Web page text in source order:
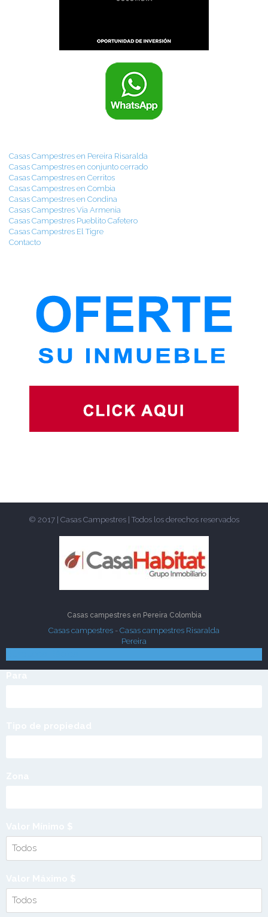
Casas Campestres en Pereira Risaralda
Casas Campestres en conjunto cerrado
Casas Campestres en Cerritos
Casas Campestres en Combia
Casas Campestres en Condina
Casas Campestres Via Armenia
Casas Campestres Pueblito Cafetero
Casas Campestres El Tigre
Contacto
© 2017 | Casas Campestres | Todos los derechos reservados
Casas campestres en Pereira Colombia
Casas campestres - Casas campestres Risaralda
Pereira